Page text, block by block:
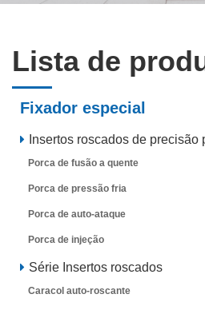
Lista de
Fixador especial
Insertos roscados de
Porca de fusão a quente
Porca de pressão fria
Porca de auto-ataque
Porca de injeção
Série Insertos roscados
Caracol auto-roscante